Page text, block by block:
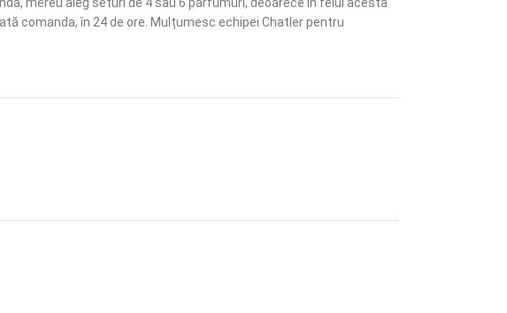
comanda, în 24 de ore. Mulțumesc echipei Chatler pentru